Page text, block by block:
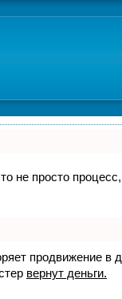
не просто
продвижение в
вернут деньги.